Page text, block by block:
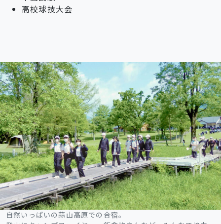
高校球技大会
自然いっぱいの蒜山高原での合宿。